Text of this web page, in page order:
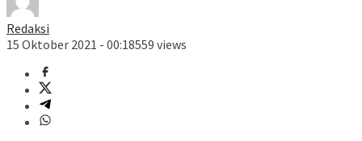
Redaksi
15 Oktober 2021 - 00:18559 views